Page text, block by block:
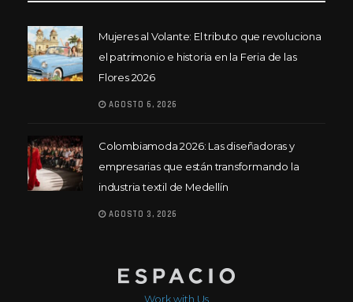
Mujeres al Volante: El tributo que revoluciona
el patrimonio e historia en la Feria de las
Flores 2026
AGOSTO 6, 2026
Colombiamoda 2026: Las diseñadoras y
empresarias que están transformando la
industria textil de Medellín
AGOSTO 3, 2026
Work with Us